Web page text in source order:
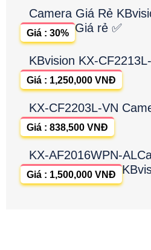
Camera Giá Rẻ
Giá rẻ ✅
Giá : 30%
KBvision KX-
Giá : 1,250,000 VNĐ
KX-CF2203L-VN
Giá : 838,500 VNĐ
KX-AF2016WPN-
Giá : 1,500,000 VNĐ